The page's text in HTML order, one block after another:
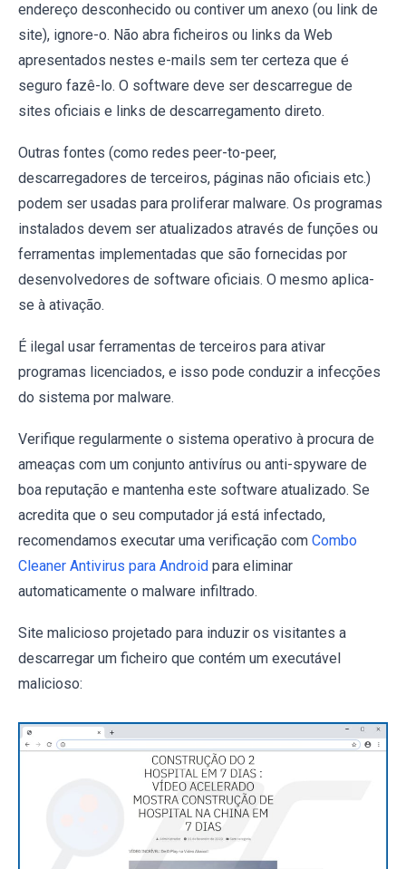
endereço desconhecido ou contiver um anexo (ou link de
site), ignore-o. Não abra ficheiros ou links da Web
apresentados nestes e-mails sem ter certeza que é
seguro fazê-lo. O software deve ser descarregue de
sites oficiais e links de descarregamento direto.
Outras fontes (como redes peer-to-peer,
descarregadores de terceiros, páginas não oficiais etc.)
podem ser usadas para proliferar malware. Os programas
instalados devem ser atualizados através de funções ou
ferramentas implementadas que são fornecidas por
desenvolvedores de software oficiais. O mesmo aplica-
se à ativação.
É ilegal usar ferramentas de terceiros para ativar
programas licenciados, e isso pode conduzir a infecções
do sistema por malware.
Verifique regularmente o sistema operativo à procura de
ameaças com um conjunto antivírus ou anti-spyware de
boa reputação e mantenha este software atualizado. Se
acredita que o seu computador já está infectado,
recomendamos executar uma verificação com Combo
Cleaner Antivirus para Android para eliminar
automaticamente o malware infiltrado.
Site malicioso projetado para induzir os visitantes a
descarregar um ficheiro que contém um executável
malicioso: